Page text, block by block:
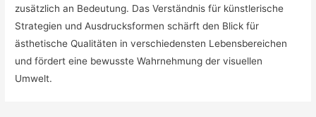
zusätzlich an Bedeutung. Das Verständnis für künstlerische
Strategien und Ausdrucksformen schärft den Blick für
ästhetische Qualitäten in verschiedensten Lebensbereichen
und fördert eine bewusste Wahrnehmung der visuellen
Umwelt.